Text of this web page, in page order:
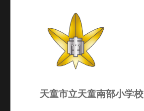
天童市立天童南部小学校